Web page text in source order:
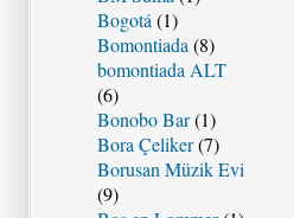
Bogotá (1)
Bomontiada (8)
bomontiada ALT
(6)
Bonobo Bar(1)
Bora Çeliker(7)
Borusan Müzik Evi
(9)